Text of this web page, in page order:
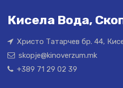
Кисела Вода,
Христо Татарчев бр. 44,
skopje@kinoverzum.mk
+389 71 29 02 39